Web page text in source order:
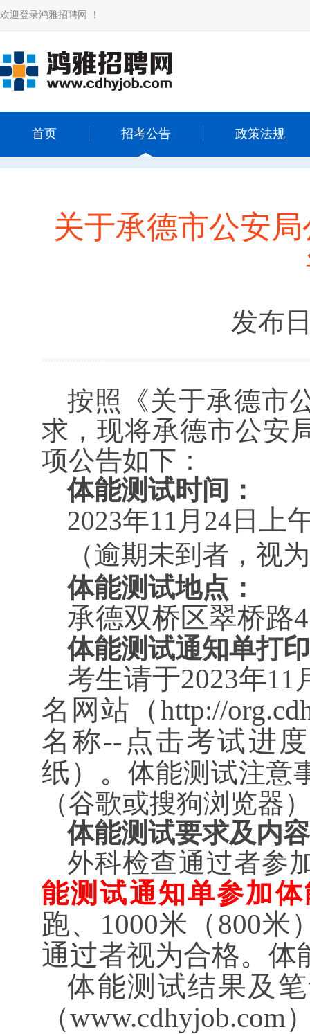
欢迎登录鸿雅招聘网 ！
首页 招考公告 政策法规
关于承德市公安
发布
按照《关于承德市
求，现将承德市公安
项公告如下：
体能测试时间：
2023年11 月 24 日 上
（逾期未到者 ，视
体能测试地点：
承德双桥区翠桥路
体能测试通知单打
考生请于2023年11
名网站（http://
名称--点击考试进
纸）。体能测试注意
（谷歌或搜狗浏览器
体能测试要求及内容
外科检查通过者参
能测试通知单参加
跑、1000米（800
通过者视为合格。体
体能测试结果及
（www.cdhyjob.com